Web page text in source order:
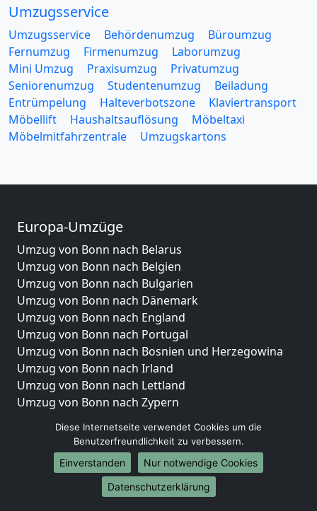
Umzugsservice
Umzugsservice Behördenumzug
Büroumzug
Fernumzug
Firmenumzug
Laborumzug
Mini Umzug
Praxisumzug
Privatumzug
Seniorenumzug
Studentenumzug
Beiladung
Entrümpelung
Halteverbotszone
Klaviertransport
Möbellift
Haushaltsauflösung
Möbeltaxi
Möbelmitfahrzentrale
Umzugskartons
Europa-Umzüge
Umzug von Bonn nach Belarus
Umzug von Bonn nach Belgien
Umzug von Bonn nach Bulgarien
Umzug von Bonn nach Dänemark
Umzug von Bonn nach England
Umzug von Bonn nach Portugal
Umzug von Bonn nach Bosnien und Herzegowina
Umzug von Bonn nach Irland
Umzug von Bonn nach Lettland
Umzug von Bonn nach Zypern
Umzug von Bonn nach Estland
Umzug von Bonn nach Finnland
Umzug von Bonn nach Frankreich
Umzug von Bonn nach Griechenland
Diese Internetseite verwendet Cookies um die
Benutzerfreundlichkeit zu verbessern.
Einverstanden
Nur notwendige Cookies
Datenschutzerklärung